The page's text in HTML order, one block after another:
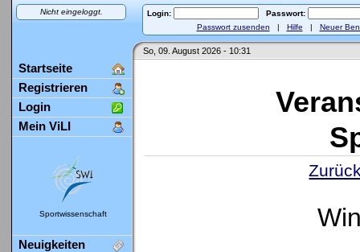
Nicht eingeloggt. Login:
Passwort:
Passwort zusenden | Hilfe | Neuer
So, 09. August 2026 - 10:31
Startseite
Registrieren
Login
Mein ViLI
Sportwissenschaft
Neuigkeiten